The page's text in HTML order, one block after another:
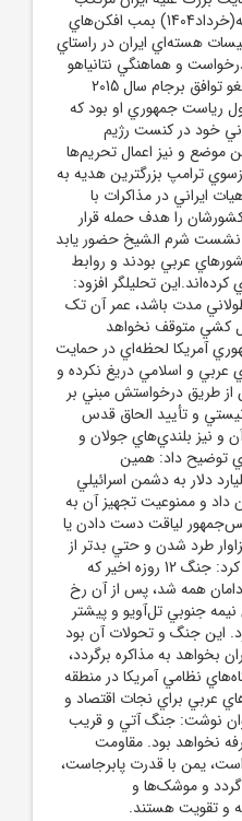
شد.نخست اينکه در ژوئن گذشته(خرداد1404) بمب افکن‌هاي
هسته‌اي ايران در راستاي
و هماهنگي نتانياهو
فرستاد و نتيجه عکس داد.دوم، لغو توافق برجام سال 2015
رياست جمهوري او بود که
خود در کنست رژيم
موضع و نيز اعمال تحريم‌ها
ترامپ بزرگترين هديه به
ايراني در مذاکرات با
را هدف حمله قرار
نشست شرم الشيخ حضور يابد
عربي بودند و روابط
تحليلگر افزود:
مدت باشد، عمر آن تک
کشي متوقف نخواهد
آمريکا لحظه‌اي در حمايت
عربي و اسلامي دريغ نکرده و
از طريق درخواستش مبني بر
و تأييد الحاق قدس
و نيز بلندي‌هاي جولان و
توضيح داد: همين
آمريکا بود که 26 ميليارد دلار به دشمن اسرائيلي
داد و ممنوعيت تجهيز آن به
لياقت دست دادن يا
طرد شدن و حتي بدتر از
آن است.سردبير راي اليوم اضافه کرد: جنگ 12 روزه اخير که
همه شد، پس از آن رخ
جنوبي تل‌آويو و پيشتر
اين جنگ و تحولات آن بود
بخواهد به مذاکره برگردد،
نظامي آمريکا در منطقه
عربي براي نجات اقتصاد و
نوشت: جنگ آتي و قريب
نخواهد بود. مقاومت
يمن با قدرت پابرجاست،
و موشک‌ها و
و تقويت هستند.